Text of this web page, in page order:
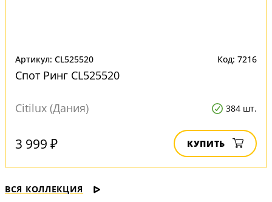
Артикул: CL525520 Код: 7216
Спот Ринг CL525520
Citilux (Дания) 384 шт.
3 999 ₽ КУПИТЬ
ВСЯ КОЛЛЕКЦИЯ